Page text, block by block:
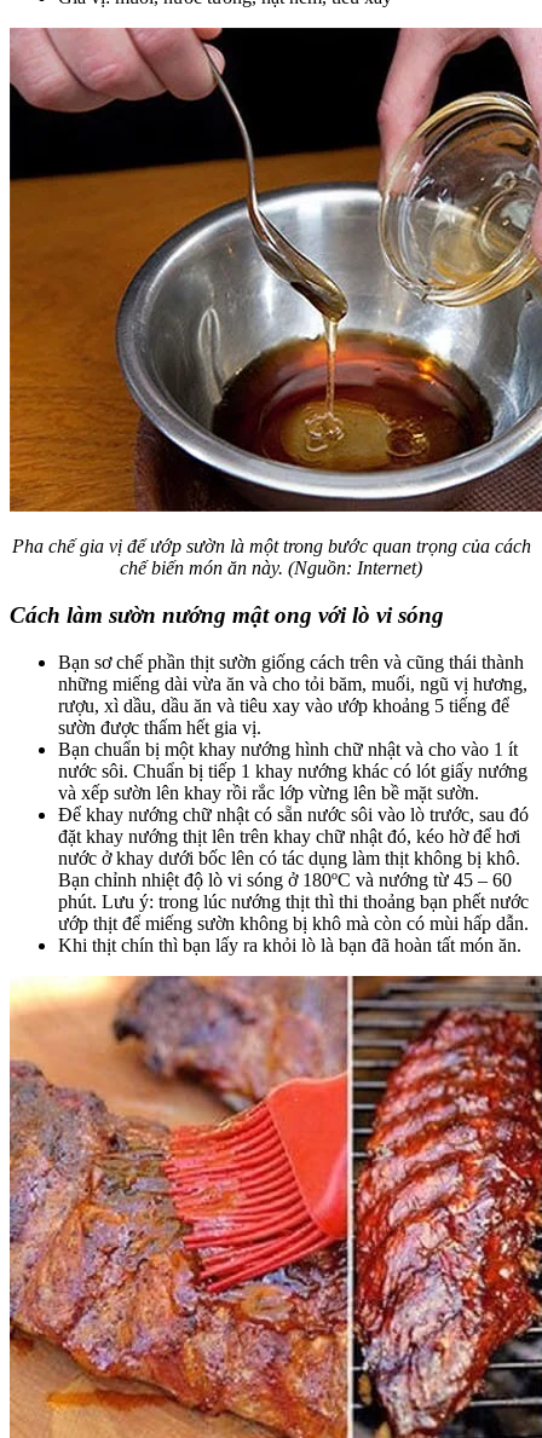
Pha chế gia vị để ướp sườn là một trong bước quan trọng của cách
chế biến món ăn này. (Nguồn: Internet)
Cách làm sườn nướng mật ong với lò vi sóng
Bạn sơ chế phần thịt sườn giống cách trên và cũng thái thành
những miếng dài vừa ăn và cho tỏi băm, muối, ngũ vị hương,
rượu, xì dầu, dầu ăn và tiêu xay vào ướp khoảng 5 tiếng để
sườn được thấm hết gia vị.
Bạn chuẩn bị một khay nướng hình chữ nhật và cho vào 1 ít
nước sôi. Chuẩn bị tiếp 1 khay nướng khác có lót giấy nướng
và xếp sườn lên khay rồi rắc lớp vừng lên bề mặt sườn.
Để khay nướng chữ nhật có sẵn nước sôi vào lò trước, sau đó
đặt khay nướng thịt lên trên khay chữ nhật đó, kéo hờ để hơi
nước ở khay dưới bốc lên có tác dụng làm thịt không bị khô.
Bạn chỉnh nhiệt độ lò vi sóng ở 180ºC và nướng từ 45 – 60
phút. Lưu ý: trong lúc nướng thịt thì thi thoảng bạn phết nước
ướp thịt để miếng sườn không bị khô mà còn có mùi hấp dẫn.
Khi thịt chín thì bạn lấy ra khỏi lò là bạn đã hoàn tất món ăn.